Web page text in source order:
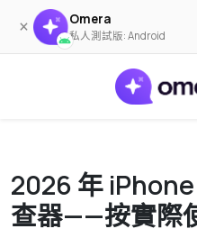
× Omera
私人測試版: Android
2026 年
查器——按實際